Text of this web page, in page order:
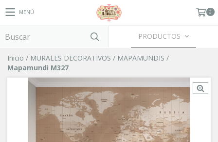
MENÚ 0
PRODUCTOS
Inicio / MURALES DECORATIVOS / MAPAMUNDIS /
Mapamundi M327